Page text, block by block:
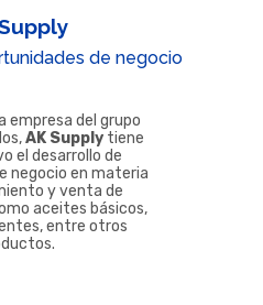
de negocio
empresa del grupo
AK Supplytiene
el desarrollo de
negocio en materia
y venta de
aceites básicos,
entre otros